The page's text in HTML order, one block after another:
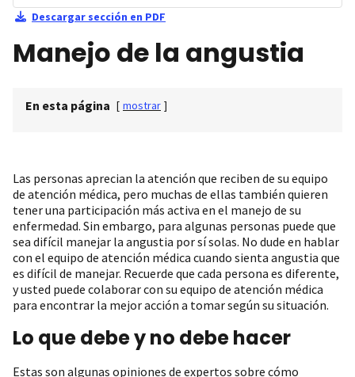
Descargar sección en PDF
Manejo de la angustia
En esta página [ mostrar ]
Las personas aprecian la atención que reciben de su equipo
de atención médica, pero muchas de ellas también quieren
tener una participación más activa en el manejo de su
enfermedad. Sin embargo, para algunas personas puede que
sea difícil manejar la angustia por sí solas. No dude en hablar
con el equipo de atención médica cuando sienta angustia que
es difícil de manejar. Recuerde que cada persona es diferente,
y usted puede colaborar con su equipo de atención médica
para encontrar la mejor acción a tomar según su situación.
Lo que debe y no debe hacer
Estas son algunas opiniones de expertos sobre cómo